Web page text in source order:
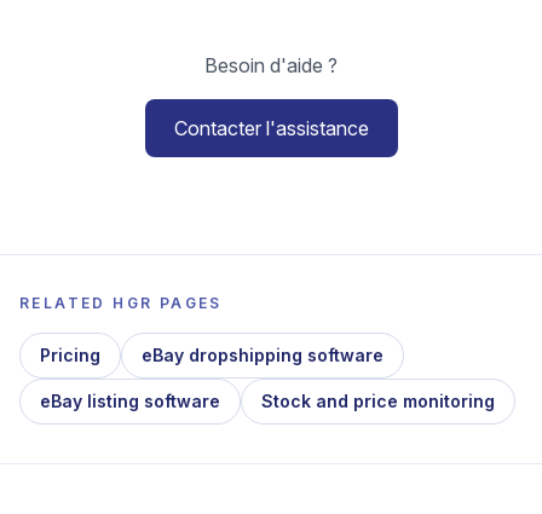
Besoin d'aide ?
Contacter l'assistance
RELATED HGR PAGES
Pricing eBay dropshipping software
eBay listing software Stock and price monitoring